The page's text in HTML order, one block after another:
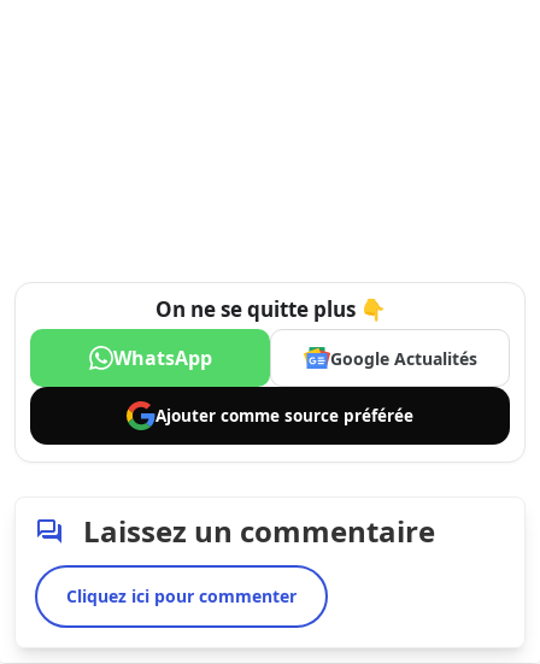
On ne se quitte plus 👇
WhatsApp Google Actualités
Ajouter comme source préférée
Laissez un commentaire
Cliquez ici pour commenter